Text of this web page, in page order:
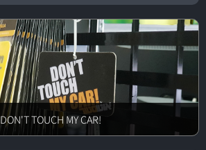
!DON'T TOUCH MY CAR